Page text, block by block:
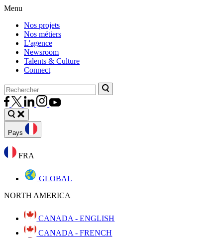
Menu
Nos projets
Nos métiers
L'agence
Newsroom
Talents & Culture
Connect
Pays
FRA
GLOBAL
NORTH AMERICA
CANADA - ENGLISH
CANADA - FRENCH